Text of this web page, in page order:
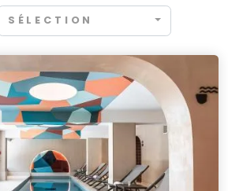
SÉLECTION